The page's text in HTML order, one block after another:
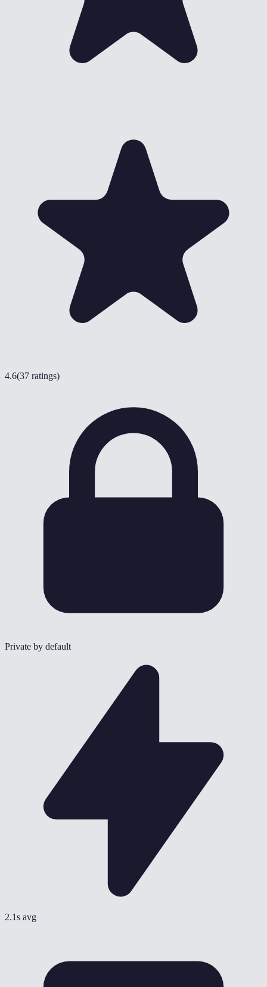
4.6(37 ratings)
Private by default
2.1s avg